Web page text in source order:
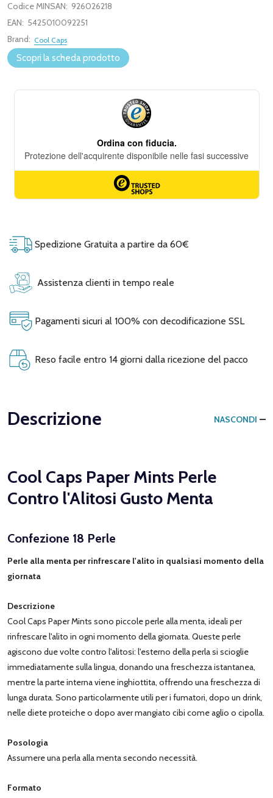
Codice MINSAN: 926026218
EAN: 5425010092251
Brand: Cool Caps
Scopri la scheda prodotto
Spedizione Gratuita a partire da 60€
Assistenza clienti in tempo reale
Pagamenti sicuri al 100% con decodificazione SSL
Reso facile entro 14 giorni dalla ricezione del pacco
Descrizione NASCONDI
Cool Caps Paper Mints Perle
Contro l'Alitosi Gusto Menta
Confezione 18 Perle
Perle alla menta per rinfrescare l'alito in qualsiasi momento della
giornata
Descrizione
Cool Caps Paper Mints sono piccole perle alla menta, ideali per
rinfrescare l'alito in ogni momento della giornata. Queste perle
agiscono due volte contro l'alitosi: l'esterno della perla si scioglie
immediatamente sulla lingua, donando una freschezza istantanea,
mentre la parte interna viene inghiottita, offrendo una freschezza di
lunga durata. Sono particolarmente utili per i fumatori, dopo un drink,
nelle diete proteiche o dopo aver mangiato cibi come aglio o cipolla.
Posologia
Assumere una perla alla menta secondo necessità.
Formato